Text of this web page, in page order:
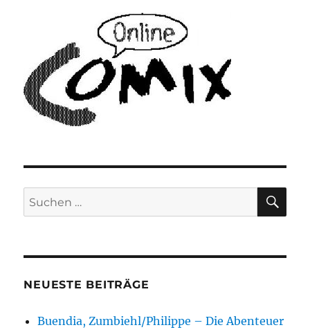
Suchen
nach:
NEUESTE BEITRÄGE
Buendia, Zumbiehl/Philippe – Die Abenteuer